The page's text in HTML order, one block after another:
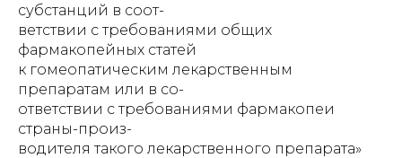
субстанций в соот-
ветствии с требованиями общих
фармакопейных статей
к гомеопатическим лекарственным
препаратам или в со-
ответствии с требованиями фармакопеи
страны-произ-
водителя такого лекарственного препарата»